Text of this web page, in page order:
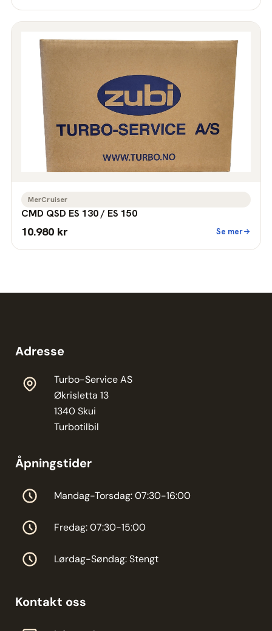
MerCruiser
CMD QSD ES 130 / ES 150
10.980 kr Se mer
Adresse
Turbo-Service AS
Økrisletta 13
1340 Skui
Turbotilbil
Åpningstider
Mandag-Torsdag: 07:30-16:00
Fredag: 07:30-15:00
Lørdag-Søndag: Stengt
Kontakt oss